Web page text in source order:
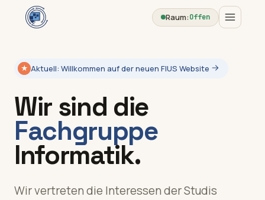
Raum:Offen
★ Aktuell: Willkommen auf der neuen FIUS Website
Wir sind die
Fachgruppe
Informatik.
Wir vertreten die Interessen der Studis